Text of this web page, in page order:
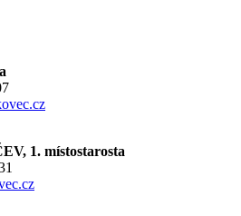
1. místostarosta